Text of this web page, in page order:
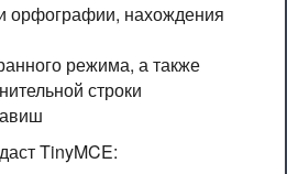
орфографии, нахождения
режима, а также
строки
TinyMCE: